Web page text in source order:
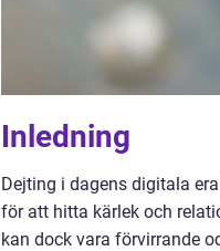
Inledning
Dejting i dagens digitala
för att hitta kärlek och
kan dock vara förvirrande